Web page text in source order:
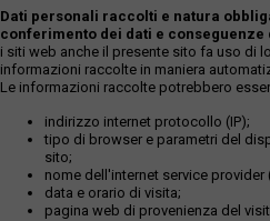
Dati personali raccolti e natura
conferimento dei dati e conseguenze
i siti web anche il presente sito fa uso di
informazioni raccolte in maniera
Le informazioni raccolte potrebbero
indirizzo internet protocollo (IP);
tipo di browser e parametri del
sito;
nome dell'internet service provider
data e orario di visita;
pagina web di provenienza del